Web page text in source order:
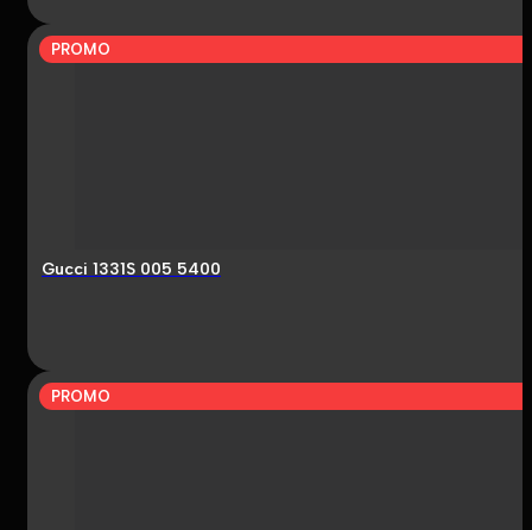
PROMO
Gucci 1331S 005 5400
PROMO